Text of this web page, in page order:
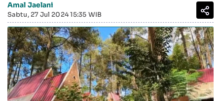
Amal Jaelani
Sabtu, 27 Jul 2024 15:35 WIB